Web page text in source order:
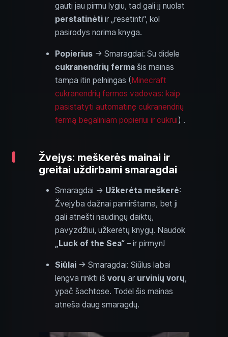
gauti jau pirmu lygiu, tad gali jį nuolat
perstatinėti ir „resetinti“, kol
pasirodys norima knyga.
Popierius → Smaragdai: Su didele
cukranendrių ferma šis mainas
tampa itin pelningas (Minecraft
cukranendrių fermos vadovas: kaip
pasistatyti automatinę cukranendrių
fermą begaliniam popieriui ir cukrui) .
Žvejys: meškerės mainai ir
greitai uždirbami smaragdai
Smaragdai → Užkerėta meškerė:
Žvejyba dažnai pamirštama, bet ji
gali atnešti naudingų daiktų,
pavyzdžiui, užkerėtų knygų. Naudok
„Luck of the Sea“ – ir pirmyn!
Siūlai → Smaragdai: Siūlus labai
lengva rinkti iš vorų ar urvinių vorų,
ypač šachtose. Todėl šis mainas
atneša daug smaragdų.